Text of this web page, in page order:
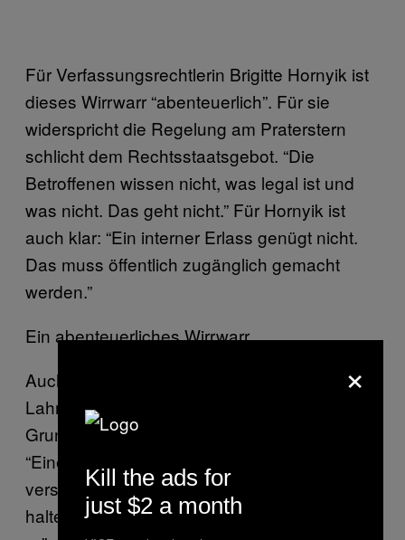
Für Verfassungsrechtlerin Brigitte Hornyik ist
dieses Wirrwarr “abenteuerlich”. Für sie
widerspricht die Regelung am Praterstern
schlicht dem Rechtsstaatsgebot. “Die
Betroffenen wissen nicht, was legal ist und
was nicht. Das geht nicht.” Für Hornyik ist
auch klar: “Ein interner Erlass genügt nicht.
Das muss öffentlich zugänglich gemacht
werden.”
Ein abenteuerliches Wirrwarr.
Auch der Wiener Rechtsanwalt Clemens
Lahner ist verwundert. Der Jurist ist auf
Grundrechtsfragen spezialisiert und sagt:
“Eine Strafbestimmung muss für jeden
verständlich sein, damit man sich auch daran
halten kann, wenn man keine Strafe riskieren
×
Kill the ads for
just $2 a month